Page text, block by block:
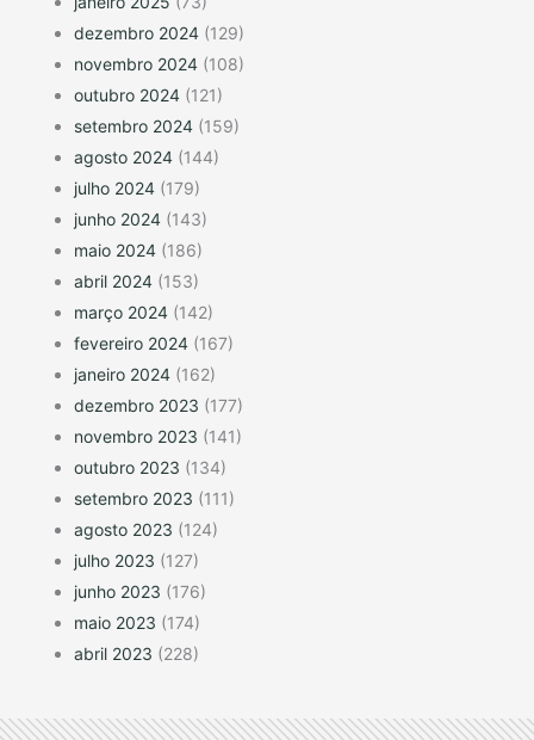
dezembro 2024 (129)
novembro 2024 (108)
outubro 2024 (121)
setembro 2024 (159)
agosto 2024 (144)
julho 2024 (179)
junho 2024 (143)
maio 2024 (186)
abril 2024 (153)
março 2024 (142)
fevereiro 2024 (167)
janeiro 2024 (162)
dezembro 2023 (177)
novembro 2023 (141)
outubro 2023 (134)
setembro 2023 (111)
agosto 2023 (124)
julho 2023 (127)
junho 2023 (176)
maio 2023 (174)
abril 2023 (228)